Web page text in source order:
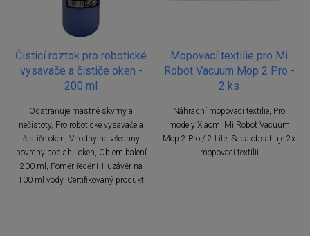
Čisticí roztok pro robotické
vysavače a čističe oken -
200 ml
Odstraňuje mastné skvrny a
nečistoty, Pro robotické vysavače a
čističe oken, Vhodný na všechny
povrchy podlah i oken, Objem balení
200 ml, Poměr ředění 1 uzávěr na
100 ml vody, Certifikovaný produkt
Mopovací textilie pro Mi
Robot Vacuum Mop 2 Pro -
2 ks
Náhradní mopovací textilie, Pro
modely Xiaomi Mi Robot Vacuum
Mop 2 Pro / 2 Lite, Sada obsahuje 2x
mopovací textilii